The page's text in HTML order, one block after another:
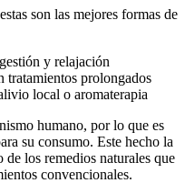
son las mejores formas de
y relajación
tratamientos prolongados
local o aromaterapia
humano, por lo que es
su consumo. Este hecho la
de los remedios naturales que
convencionales.